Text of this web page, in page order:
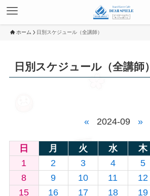
ホーム 日別スケジュール（全講師）
日別スケジュール（全講師）
« 2024-09 »
日 月 火 水 木
1
2 3 4 5
8
9 10 11 12
15
16 17 18 19